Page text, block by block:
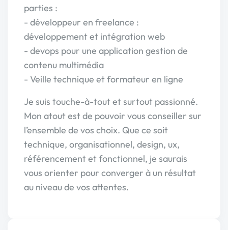
parties :
- développeur en freelance :
développement et intégration web
- devops pour une application gestion de
contenu multimédia
- Veille technique et formateur en ligne
Je suis touche-à-tout et surtout passionné.
Mon atout est de pouvoir vous conseiller sur
l’ensemble de vos choix. Que ce soit
technique, organisationnel, design, ux,
référencement et fonctionnel, je saurais
vous orienter pour converger à un résultat
au niveau de vos attentes.